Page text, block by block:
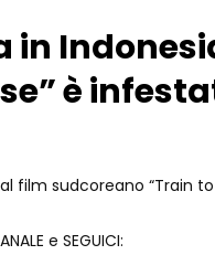
in
è
film sudcoreano “Train to
e SEGUICI: